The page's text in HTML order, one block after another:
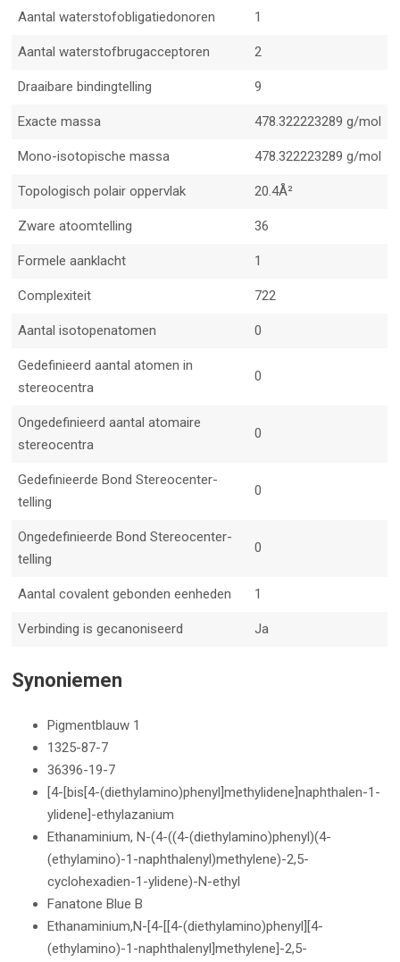
Aantal waterstofobligatiedonoren 1
Aantal waterstofbrugacceptoren 2
Draaibare bindingtelling 9
Exacte massa 478.322223289 g/mol
Mono-isotopische massa 478.322223289 g/mol
Topologisch polair oppervlak 20.4Å²
Zware atoomtelling 36
Formele aanklacht 1
Complexiteit 722
Aantal isotopenatomen 0
Gedefinieerd aantal atomen in
stereocentra
0
Ongedefinieerd aantal atomaire
stereocentra
0
Gedefinieerde Bond Stereocenter-
telling
0
Ongedefinieerde Bond Stereocenter-
telling
0
Aantal covalent gebonden eenheden 1
Verbinding is gecanoniseerd Ja
Synoniemen
Pigmentblauw 1
1325-87-7
36396-19-7
[4-[bis[4-(diethylamino)phenyl]methylidene]naphthalen-1-
ylidene]-ethylazanium
Ethanaminium, N-(4-((4-(diethylamino)phenyl)(4-
(ethylamino)-1-naphthalenyl)methylene)-2,5-
cyclohexadien-1-ylidene)-N-ethyl
Fanatone Blue B
Ethanaminium,N-[4-[[4-(diethylamino)phenyl][4-
(ethylamino)-1-naphthalenyl]methylene]-2,5-